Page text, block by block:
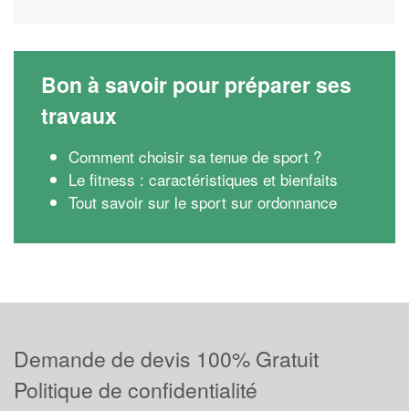
Bon à savoir pour préparer ses
travaux
Comment choisir sa tenue de sport ?
Le fitness : caractéristiques et bienfaits
Tout savoir sur le sport sur ordonnance
Demande de devis 100% Gratuit
Politique de confidentialité